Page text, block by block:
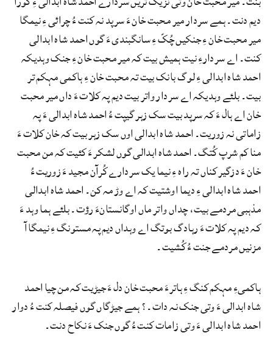
دیم دنت۔ ہمے سردار میر محبت خان ءَ سرپد نہ کنت ءُ چرائی ءِ نیمگا
میر محبت خان ءِ جنکیں چُکّ ءِ سانگبندی ءَ گوں احمد شاہ ابدالی
کنت۔ اے سردارءِ نیت ہمیش بیت کہ میر محبت خان ءِ جنک وہدیکہ
احمد شاہ ابدالی ءِ لوگ بانک بیت تہ محبت خان ءِ ہاکمی مہکم تر
بیت۔ بلئے وہدیکہ اے سردار واتر بیت دیم پہ کلات ءَ داں میر محبت
خان اے ہال ءَ کہ سرپد بیت سک زہر گیپت ءُ احمد شاہ ابدالی ءَ پہ
زاماتی نہ زوریت۔ احمد شاہ ابدالی اوں سک زہر بیت کہ خان کلات ءَ
منا کم شرپ کُتگ۔ احمد شاہ ابدالی گوں لشکر ءَ کئیت کہ من محبت
خان ءَ دزگیر کناں تہ راہ ءِ نیما یک سردارے کُرآن مجید ءَ زوریت ءُ
احمد شاہ ابدالی ءِ دیما اوشتیت کہ اے وڑ مہ کن۔ احمد شاہ ابدالی
مذہبی مردمے بیت، چداں واتر ماں اوگانستانءَ رؤت۔ بلئے ہما وہد ءَ
کہ دیم پہ کلات ءَ رہادگ بوتگ اے وہداں دیم پہ مستونگ ءِ نیمگا آ
مزنیں مردمے جنت ءُ کُشیت۔
ہاکمیءِ مہکم کنگ ءِ ہاترءَ محبت خان دل ءَ جیڑیت کہ من چیا احمد
شاہ ابدالی ءَ وتی جنک نہ دات۔؟ ہمے جیڑگاں گوں فیصلہ کنت ءُ دوار
احمد شاہ ابدالی ءَ وتی زامات کنت ءُ گوں جنک ءَ نکاح دنت۔